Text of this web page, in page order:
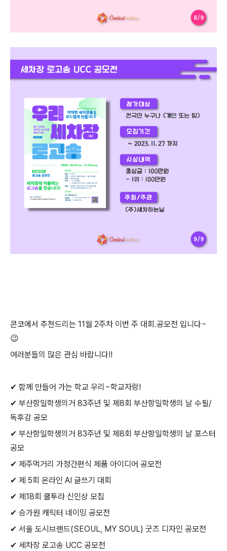
콘코에서 추천드리는 11월 2주차 이번 주 대회.공모전 입니다~
😉
여러분들의 많은 관심 바랍니다!!
✔ 함께 만들어 가는 학교 우리~학교자랑!
✔ 부산항일학생의거 83주년 및 제8회 부산항일학생의 날 수필/
독후감 공모
✔ 부산항일학생의거 83주년 및 제8회 부산항일학생의 날 포스터
공모
✔ 제주먹거리 가정간편식 제품 아이디어 공모전
✔ 제 5회 온라인 AI 글쓰기 대회
✔ 제18회 쿨투라 신인상 모집
✔ 승가원 캐릭터 네이밍 공모전
✔ 서울 도시브랜드(SEOUL, MY SOUL) 굿즈 디자인 공모전
✔ 세차장 로고송 UCC 공모전